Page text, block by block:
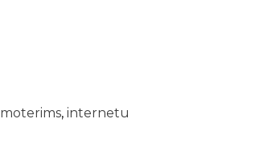
moterims, internetu